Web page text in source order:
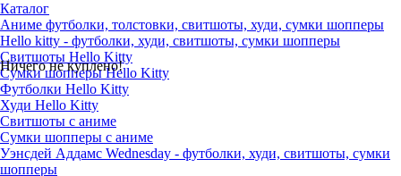
Ничего не куплено!
Каталог
Аниме футболки, толстовки, свитшоты, худи, сумки шопперы
Hello kitty - футболки, худи, свитшоты, сумки шопперы
Свитшоты Hello Kitty
Сумки шопперы Hello Kitty
Футболки Hello Kitty
Худи Hello Kitty
Свитшоты с аниме
Сумки шопперы с аниме
Уэнсдей Аддамс Wednesday - футболки, худи, свитшоты, сумки
шопперы